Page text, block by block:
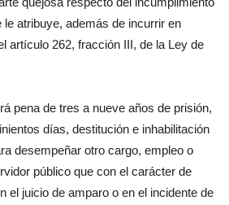
atribuye, además de incurrir en
artículo 262, fracción III, de la Ley de
pena de tres a nueve años de prisión,
días, destitución e inhabilitación
desempeñar otro cargo, empleo o
público que con el carácter de
el juicio de amparo o en el incidente de